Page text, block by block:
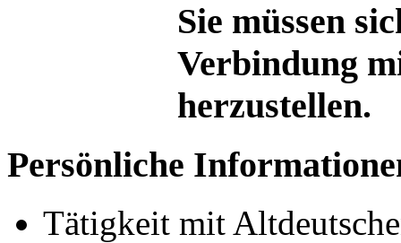
Sie müssen
Verbindung
herzustellen.
Persönliche
Tätigkeit mit